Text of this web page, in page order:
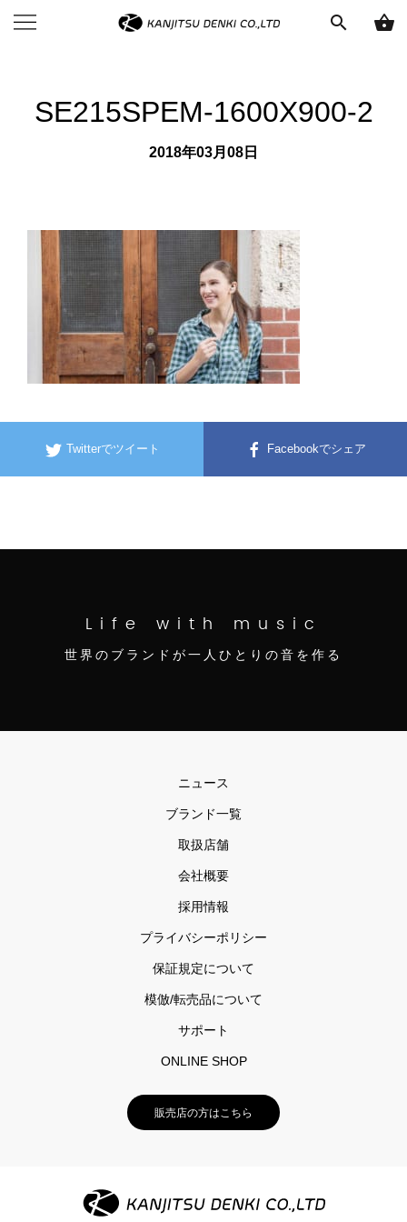
search shopping_basket
SE215SPEM-1600X900-2
2018年03月08日
Twitterでツイート Facebookでシェア
Life with music
世界のブランドが一人ひとりの音を作る
ニュース
ブランド一覧
取扱店舗
会社概要
採用情報
プライバシーポリシー
保証規定について
模倣/転売品について
サポート
ONLINE SHOP
販売店の方はこちら